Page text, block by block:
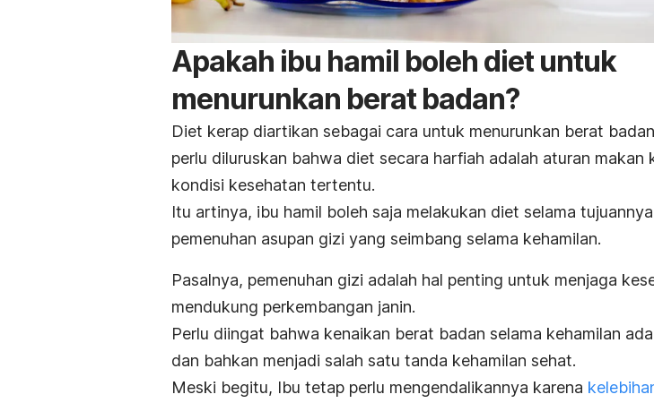
Apakah ibu hamil boleh diet untuk
menurunkan berat badan?
Diet kerap diartikan sebagai cara untuk menurunkan berat
perlu diluruskan bahwa diet secara harfiah adalah aturan makan
kondisi kesehatan tertentu.
Itu artinya, ibu hamil boleh saja melakukan diet selama
pemenuhan asupan gizi yang seimbang selama kehamilan.
Pasalnya, pemenuhan gizi adalah hal penting untuk menjaga
mendukung perkembangan janin.
Perlu diingat bahwa kenaikan berat badan selama kehamilan
dan bahkan menjadi salah satu tanda kehamilan sehat.
Meski begitu, Ibu tetap perlu mengendalikannya karena